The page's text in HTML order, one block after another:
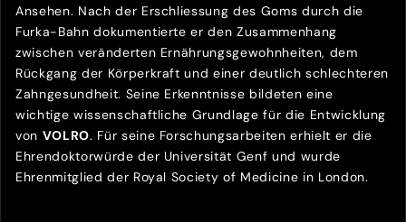
Ansehen. Nach der Erschliessung des Goms durch die
Furka-Bahn dokumentierte er den Zusammenhang
zwischen veränderten Ernährungsgewohnheiten, dem
Rückgang der Körperkraft und einer deutlich schlechteren
Zahngesundheit. Seine Erkenntnisse bildeten eine
wichtige wissenschaftliche Grundlage für die Entwicklung
von VOLRO. Für seine Forschungsarbeiten erhielt er die
Ehrendoktorwürde der Universität Genf und wurde
Ehrenmitglied der Royal Society of Medicine in London.